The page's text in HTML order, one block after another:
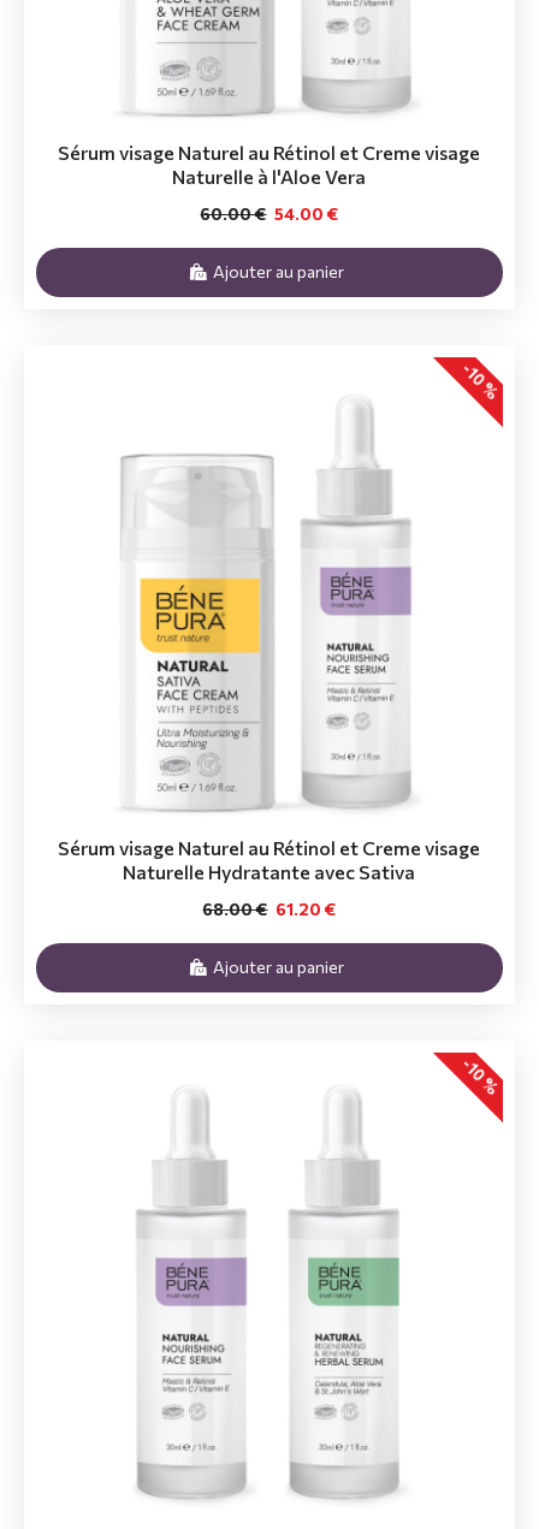
Sérum visage Naturel au Rétinol et Creme visage
Naturelle à l'Aloe Vera
54.00 €
60.00 €
Ajouter au panier
-10 %
Sérum visage Naturel au Rétinol et Creme visage
Naturelle Hydratante avec Sativa
61.20 €
68.00 €
Ajouter au panier
-10 %